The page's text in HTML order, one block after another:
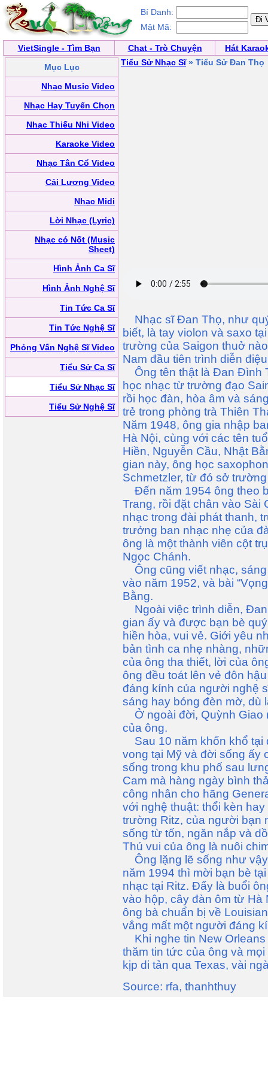
Bí Danh:
Mật Mã:
VietSingle - Tìm Bạn Chat - Trò Chuyện
Hát
Mục Lục
Nhạc Music Video
Nhạc Hay Tuyển Chọn
Nhạc Thiếu Nhi Video
Karaoke Video
Nhạc Tân Cổ Video
Cải Lương Video
Nhạc Midi
Lời Nhạc (Lyric)
Nhạc có Nốt (Music
Sheet)
Hình Ảnh Ca Sĩ
Hình Ảnh Nghệ Sĩ
Tin Tức Ca Sĩ
Tin Tức Nghệ Sĩ
Phỏng Vấn Nghệ Sĩ Video
Tiểu Sử Ca Sĩ
Tiểu Sử Nhạc Sĩ
Tiểu Sử Nghệ Sĩ
Tiểu Sử Nhạc Sĩ» Tiểu Sử Đan Thọ
Nhạc sĩ Đan Thọ, như
biết, là tay violon và saxo
trường của Saigon thuở
Nam đầu tiên trình diễn
Ông tên thật là Ðan Ðình
học nhạc từ trường đạo
rồi học đàn, hòa âm và
trẻ trong phòng trà Thiên
Năm 1948, ông gia nhập
Hà Nội, cùng với các tên
Hiền, Nguyễn Cầu, Nhật
gian này, ông học
Schmetzler, từ đó sở
Ðến năm 1954 ông theo
Trang, rồi đặt chân vào Sài
nhạc trong đài phát thanh,
trưởng ban nhạc nhẹ của
ông là một thành viên cột
Ngọc Chánh.
Ông cũng viết nhạc, sáng
vào năm 1952, và bài
Bằng.
Ngoài việc trình diễn,
gian ấy và được bạn bè
hiền hòa, vui vẻ. Giới yêu
bản tình ca nhẹ nhàng,
của ông tha thiết, lời của
ông đều toát lên vẻ đôn
đáng kính của người nghệ
sáng hay bóng đèn mờ, dù
Ở ngoài đời, Quỳnh Giao
của ông.
Sau 10 năm khốn khổ tại
vong tại Mỹ và đời sống ấy
sống trong khu phố sau
Cam mà hàng ngày bình
công nhân cho hãng
với nghệ thuật: thổi kèn
trường Ritz, của người bạn
sống từ tốn, ngăn nắp và
Thú vui của ông là nuôi
Ông lặng lẽ sống như
năm 1994 thì mời bạn bè
nhạc tại Ritz. Ðấy là buổi
vào hộp, cây đàn ôm từ Hà
ông bà chuẩn bị về
vắng mất một người đáng
Khi nghe tin New Orleans
thăm tin tức của ông và
kịp di tản qua Texas, vài
Source: rfa, thanhthuy